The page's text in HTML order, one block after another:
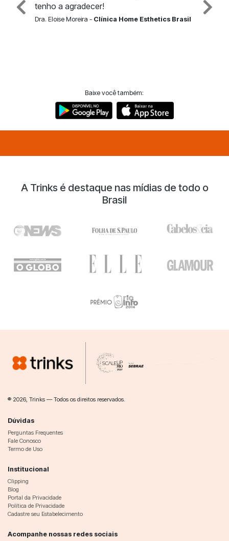
tenho a agradecer!
Dra. Eloise Moreira - Clínica Home Esthetics Brasil
Baixe você também:
A Trinks é destaque nas mídias de todo o
Brasil
® 2026, Trinks — Todos os direitos reservados.
Dúvidas
Perguntas Frequentes
Fale Conosco
Termo de Uso
Institucional
Clipping
Blog
Portal da Privacidade
Política de Privacidade
Cadastre seu Estabelecimento
Acompanhe nossas redes sociais